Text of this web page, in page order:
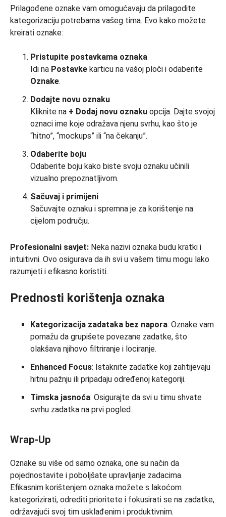
Prilagođene oznake vam omogućavaju da prilagodite
kategorizaciju potrebama vašeg tima. Evo kako možete
kreirati oznake:
Pristupite postavkama oznaka
Idi na Postavke karticu na vašoj ploči i odaberite
Oznake.
Dodajte novu oznaku
Kliknite na + Dodaj novu oznaku opcija. Dajte svojoj
oznaci ime koje odražava njenu svrhu, kao što je
“hitno”, “mockups” ili “na čekanju”.
Odaberite boju
Odaberite boju kako biste svoju oznaku učinili
vizualno prepoznatljivom.
Sačuvaj i primijeni
Sačuvajte oznaku i spremna je za korištenje na
cijelom području.
Profesionalni savjet: Neka nazivi oznaka budu kratki i
intuitivni. Ovo osigurava da ih svi u vašem timu mogu lako
razumjeti i efikasno koristiti.
Prednosti korištenja oznaka
Kategorizacija zadataka bez napora: Oznake vam
pomažu da grupišete povezane zadatke, što
olakšava njihovo filtriranje i lociranje.
Enhanced Focus: Istaknite zadatke koji zahtijevaju
hitnu pažnju ili pripadaju određenoj kategoriji.
Timska jasnoća: Osigurajte da svi u timu shvate
svrhu zadatka na prvi pogled.
Wrap-Up
Oznake su više od samo oznaka, one su način da
pojednostavite i poboljšate upravljanje zadacima.
Efikasnim korištenjem oznaka možete s lakoćom
kategorizirati, odrediti prioritete i fokusirati se na zadatke,
održavajući svoj tim usklađenim i produktivnim.